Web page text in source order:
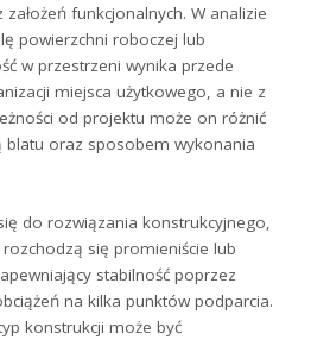
funkcjonalnych. W analizie
powierzchni roboczej lub
w przestrzeni wynika przede
miejsca użytkowego, a nie z
od projektu może on różnić
blatu oraz sposobem wykonania
do rozwiązania konstrukcyjnego,
się promieniście lub
stabilność poprzez
na kilka punktów podparcia.
konstrukcji może być